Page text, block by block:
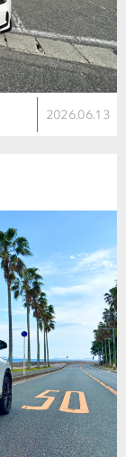
2026.06.13